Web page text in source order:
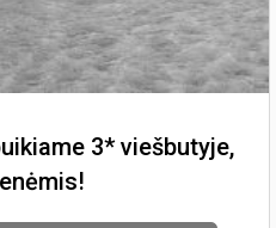
3* viešbutyje,